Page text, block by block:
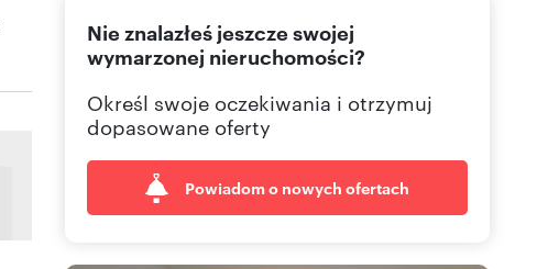
Nie znalazłeś jeszcze swojej
wymarzonej nieruchomości?
Określ swoje oczekiwania i otrzymuj
dopasowane oferty
Powiadom o nowych ofertach